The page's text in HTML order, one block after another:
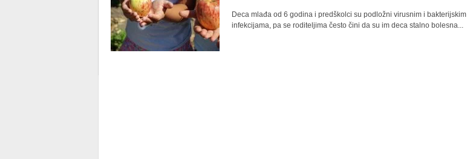
Deca mlađa od 6 godina i predškolci su podložni virusnim i bakterijskim
infekcijama, pa se roditeljima često čini da su im deca stalno bolesna...